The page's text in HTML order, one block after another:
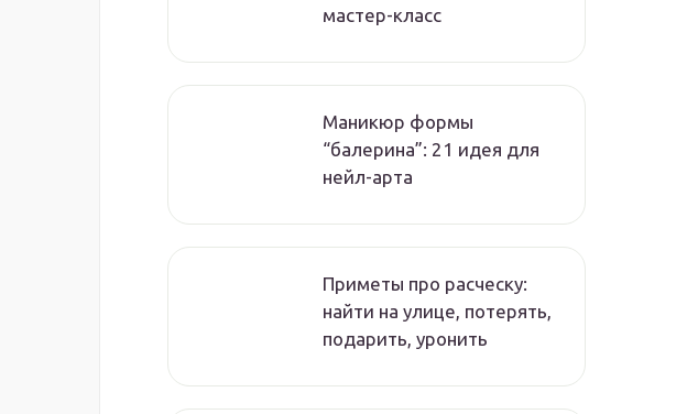
мастер-класс
Маникюр формы
“балерина”: 21 идея для
нейл-арта
Приметы про расческу:
найти на улице, потерять,
подарить, уронить